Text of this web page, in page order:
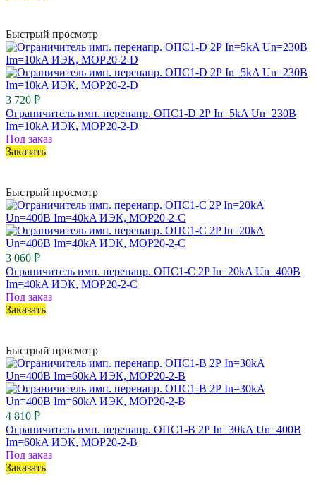
Быстрый просмотр
3 720 ₽
Ограничитель имп. перенапр. ОПС1-D 2Р In=5kA Un=230B
Im=10kA ИЭК, MOP20-2-D
Под заказ
Заказать
Быстрый просмотр
3 060 ₽
Ограничитель имп. перенапр. ОПС1-C 2P In=20kA Un=400B
Im=40kA ИЭК, MOP20-2-C
Под заказ
Заказать
Быстрый просмотр
4 810 ₽
Ограничитель имп. перенапр. ОПС1-B 2Р In=30kA Un=400B
Im=60kA ИЭК, MOP20-2-B
Под заказ
Заказать